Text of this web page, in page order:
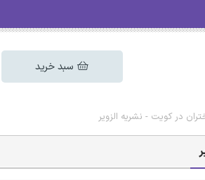
سبد خرید
در کویت - نشریه الزویر